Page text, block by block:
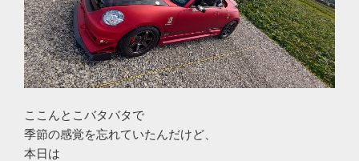
ここんとこバタバタで
季節の感覚を忘れていたんだけど、
本日は